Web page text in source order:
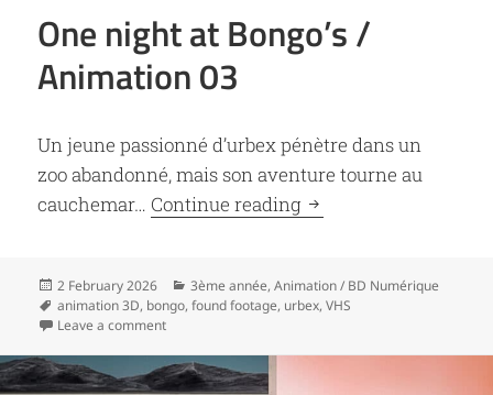
One night at Bongo’s /
Animation 03
Un jeune passionné d’urbex pénètre dans un
zoo abandonné, mais son aventure tourne au
cauchemar… Continue reading One night at
Posted
on
2 February 2026 Categories
3ème année,Animation / BD Numérique
Tags
animation 3D, bongo,found footage, urbex,VHS
Leave a commenton One night at Bongo’s / Animation 03